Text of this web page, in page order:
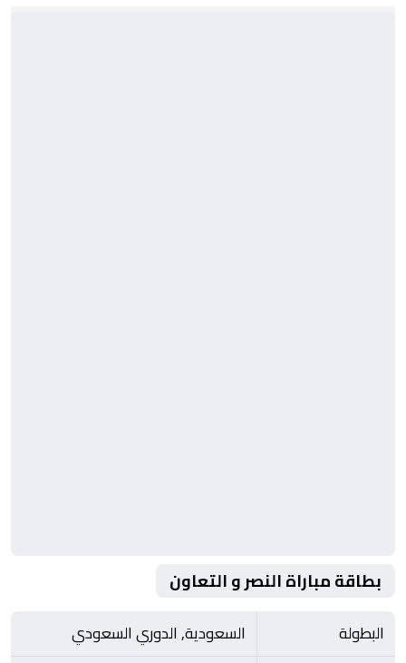
بطاقة مباراة النصر و التعاون
البطولة
السعودية, الدوري السعودي